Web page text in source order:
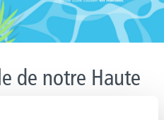
de notre Haute
au 16 août